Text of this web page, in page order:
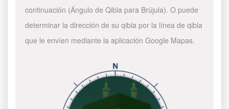
continuación (Ángulo de Qibla para Brújula). O puede
determinar la dirección de su qibla por la línea de qibla
que le envíen mediante la aplicación Google Mapas.